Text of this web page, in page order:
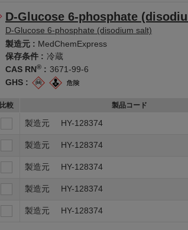
D-Glucose 6-phosphate
D-Glucose 6-phosphate (disodium salt)
製造元 : MedChemExpress
保存条件 : 冷蔵
CAS RN® : 3671-99-6
GHS :
比較 製品コード
製造元 HY-128374
製造元 HY-128374
製造元 HY-128374
製造元 HY-128374
製造元 HY-128374